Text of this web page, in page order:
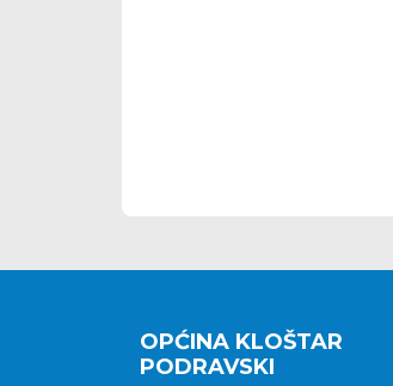
OPĆINA KLOŠTAR
PODRAVSKI